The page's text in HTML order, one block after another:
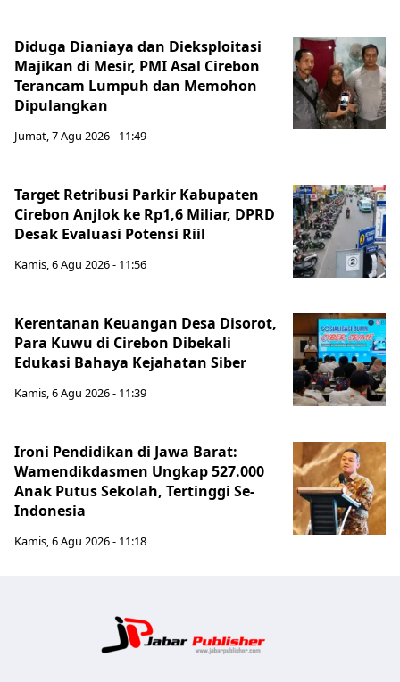
Diduga Dianiaya dan Dieksploitasi
Majikan di Mesir, PMI Asal Cirebon
Terancam Lumpuh dan Memohon
Dipulangkan
Jumat, 7 Agu 2026 - 11:49
Target Retribusi Parkir Kabupaten
Cirebon Anjlok ke Rp1,6 Miliar, DPRD
Desak Evaluasi Potensi Riil
Kamis, 6 Agu 2026 - 11:56
Kerentanan Keuangan Desa Disorot,
Para Kuwu di Cirebon Dibekali
Edukasi Bahaya Kejahatan Siber
Kamis, 6 Agu 2026 - 11:39
Ironi Pendidikan di Jawa Barat:
Wamendikdasmen Ungkap 527.000
Anak Putus Sekolah, Tertinggi Se-
Indonesia
Kamis, 6 Agu 2026 - 11:18